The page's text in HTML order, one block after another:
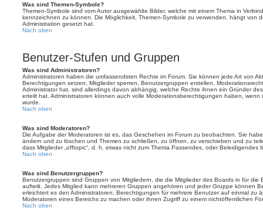
Was sind Themen-Symbole?
Themen-Symbole sind vom Autor ausgewählte Bilder, welche mit einem Thema in
kennzeichnen zu können. Die Möglichkeit, Themen-Symbole zu verwenden, hängt von
Administration gesetzt hat.
Nach oben
Benutzer-Stufen und Gruppen
Was sind Administratoren?
Administratoren haben die umfassendsten Rechte im Forum. Sie können jede Art von
Berechtigungen setzen, Mitglieder sperren, Benutzergruppen erstellen,
Administrator hat, sind allerdings davon abhängig, welche Rechte ihnen ein Gründer
erteilt hat. Administratoren können auch volle Moderationsberechtigungen haben,
wurde.
Nach oben
Was sind Moderatoren?
Die Aufgabe der Moderatoren ist es, das Geschehen im Forum zu beobachten. Sie
ändern und zu löschen und Themen zu schließen, zu öffnen, zu verschieben und zu
dass Mitglieder „offtopic“, d. h. etwas nicht zum Thema Passendes, oder Beleidigendes
Nach oben
Was sind Benutzergruppen?
Benutzergruppen sind Gruppen von Mitgliedern, die die Mitglieder des Boards in für die
aufteilt. Jedes Mitglied kann mehreren Gruppen angehören und jeder Gruppe können
erleichtert es den Administratoren, Berechtigungen für mehrere Benutzer auf einmal zu
Moderatoren eines Bereichs zu machen oder ihnen Zugriff zu einem nichtöffentlichen
Nach oben